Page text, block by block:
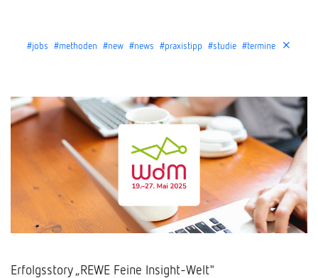
#jobs #methoden #new #news #praxistipp #studie #termine
Erfolgsstory „REWE Feine Insight-Welt"